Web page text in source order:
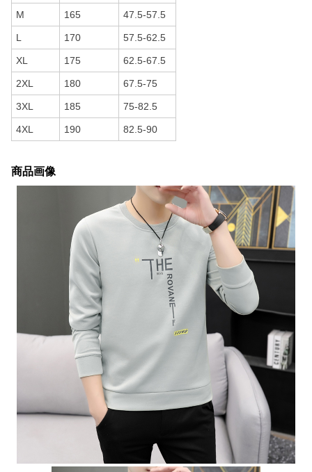
M 165 47.5-57.5
L 170 57.5-62.5
XL 175 62.5-67.5
2XL 180 67.5-75
3XL 185 75-82.5
4XL 190 82.5-90
商品画像